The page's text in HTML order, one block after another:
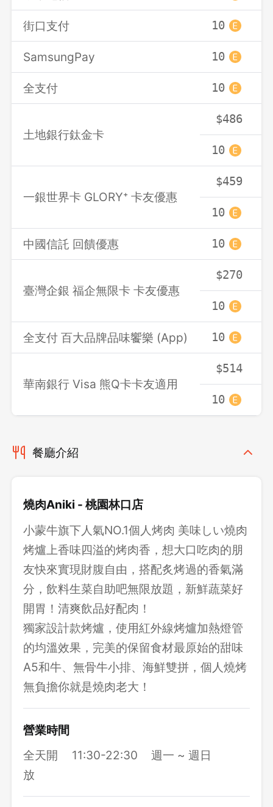
街口支付 10
SamsungPay 10
全支付 10
土地銀行鈦金卡
$486
10
一銀世界卡 GLORY⁺ 卡友優惠
$459
10
中國信託 回饋優惠 10
臺灣企銀 福企無限卡 卡友優惠
$270
10
全支付 百大品牌品味饗樂 (App) 10
華南銀行 Visa 熊Q卡卡友適用
$514
10
餐廳介紹
燒肉Aniki - 桃園林口店
小蒙牛旗下人氣NO.1個人烤肉 美味しい燒肉
烤爐上香味四溢的烤肉香，想大口吃肉的朋
友快來實現財腹自由，搭配炙烤過的香氣滿
分，飲料生菜自助吧無限放題，新鮮蔬菜好
開胃！清爽飲品好配肉！
獨家設計款烤爐，使用紅外線烤爐加熱燈管
的均溫效果，完美的保留食材最原始的甜味
A5和牛、無骨牛小排、海鮮雙拼，個人燒烤
無負擔你就是燒肉老大！
營業時間
全天開
放
11:30-22:30 週一 ~ 週日
先不要